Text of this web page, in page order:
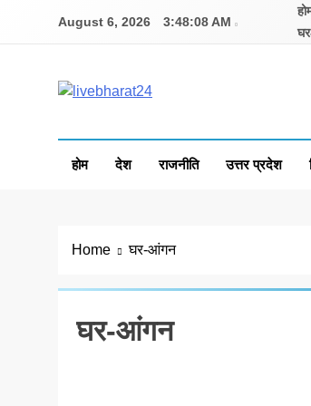
August 6, 2026 3:48:08 AM
होम देश राजनीति उत्तर प्रदेश
Home घर-आंगन
घर-आंगन